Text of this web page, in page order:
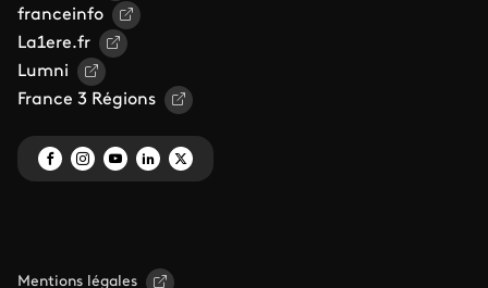
franceinfo
La1ere.fr
Lumni
France 3 Régions
Mentions légales